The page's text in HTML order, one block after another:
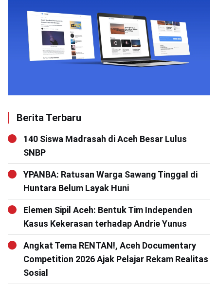
Berita Terbaru
140 Siswa Madrasah di Aceh Besar Lulus
SNBP
YPANBA: Ratusan Warga Sawang Tinggal di
Huntara Belum Layak Huni
Elemen Sipil Aceh: Bentuk Tim Independen
Kasus Kekerasan terhadap Andrie Yunus
Angkat Tema RENTAN!, Aceh Documentary
Competition 2026 Ajak Pelajar Rekam Realitas
Sosial